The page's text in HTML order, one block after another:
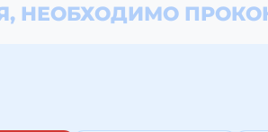
НЕОБХОДИМО